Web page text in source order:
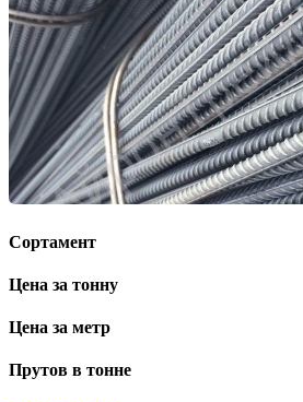
Сортамент
Цена за тонну
Цена за метр
Прутов в тонне